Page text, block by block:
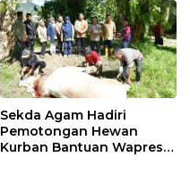
Sekda Agam Hadiri
Pemotongan Hewan
Kurban Bantuan Wapres